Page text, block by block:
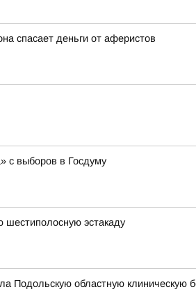
спасает деньги от аферистов
с выборов в Госдуму
шестиполосную эстакаду
Подольскую областную клиническую